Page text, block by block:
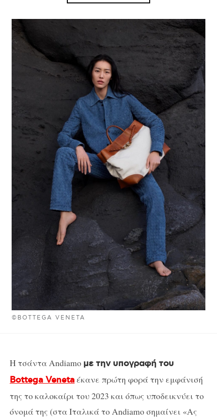
©BOTTEGA VENETA
H τσάντα Andiamo με την υπογραφή του
Bottega Venetaέκανε πρώτη φορά την εμφάνισή
της το καλοκαίρι του 2023 και όπως υποδεικνύει το
όνομά της (στα Ιταλικά το Andiamo σημαίνει «Ας